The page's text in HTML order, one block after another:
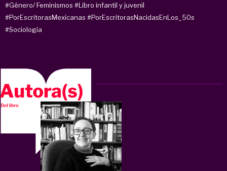
#Género/ Feminismos #Libro infantil y juvenil
#PorEscritorasMexicanas #PorEscritorasNacidasEnLos_50s
#Sociología